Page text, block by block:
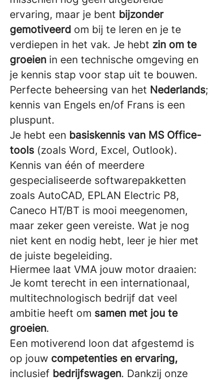
ervaring, maar je bent bijzonder
gemotiveerd om bij te leren en je te
verdiepen in het vak. Je hebt zin om te
groeien in een technische omgeving en
je kennis stap voor stap uit te bouwen.
Perfecte beheersing van het Nederlands;
kennis van Engels en/of Frans is een
pluspunt.
Je hebt een basiskennis van MS Office-
tools (zoals Word, Excel, Outlook).
Kennis van één of meerdere
gespecialiseerde softwarepakketten
zoals AutoCAD, EPLAN Electric P8,
Caneco HT/BT is mooi meegenomen,
maar zeker geen vereiste. Wat je nog
niet kent en nodig hebt, leer je hier met
de juiste begeleiding.
Hiermee laat VMA jouw motor draaien:
Je komt terecht in een internationaal,
multitechnologisch bedrijf dat veel
ambitie heeft om samen met jou te
groeien.
Een motiverend loon dat afgestemd is
op jouw competenties en ervaring,
inclusief bedrijfswagen. Dankzij onze